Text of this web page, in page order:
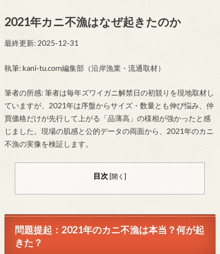
2021年カニ不漁はなぜ起きたのか
最終更新: 2025-12-31
執筆: kani-tu.com編集部（沿岸漁業・流通取材）
筆者の所感: 筆者は毎年ズワイガニ解禁日の初競りを現地取材し
ていますが、2021年は序盤からサイズ・数量とも伸び悩み、仲
買価格だけが先行して上がる「品薄高」の様相が強かったと感
じました。現場の肌感と公的データの両面から、2021年のカニ
不漁の実像を検証します。
目次 [開く]
問題提起：2021年のカニ不漁は本当？何が起
きた？